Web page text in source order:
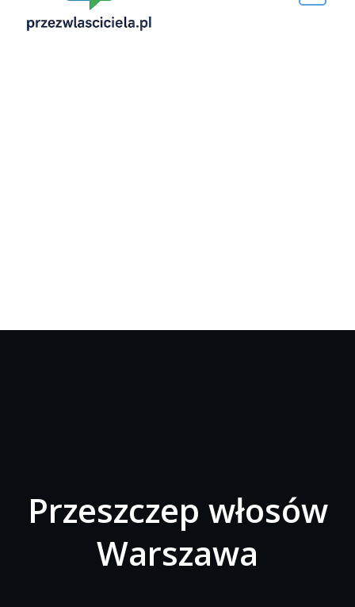
Przeszczep włosów
Warszawa